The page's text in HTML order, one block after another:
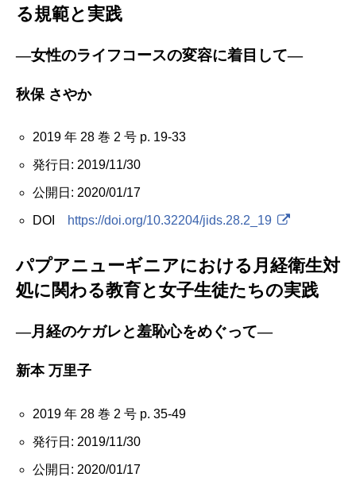
る規範と実践
―女性のライフコースの変容に着目して―
秋保 さやか
2019 年 28 巻 2 号 p. 19-33
発行日: 2019/11/30
公開日: 2020/01/17
DOI https://doi.org/10.32204/jids.28.2_19
パプアニューギニアにおける月経衛生対
処に関わる教育と女子生徒たちの実践
―月経のケガレと羞恥心をめぐって―
新本 万里子
2019 年 28 巻 2 号 p. 35-49
発行日: 2019/11/30
公開日: 2020/01/17